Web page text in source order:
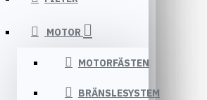
MOTOR
MOTORFÄSTEN
BRÄNSLESYSTEM